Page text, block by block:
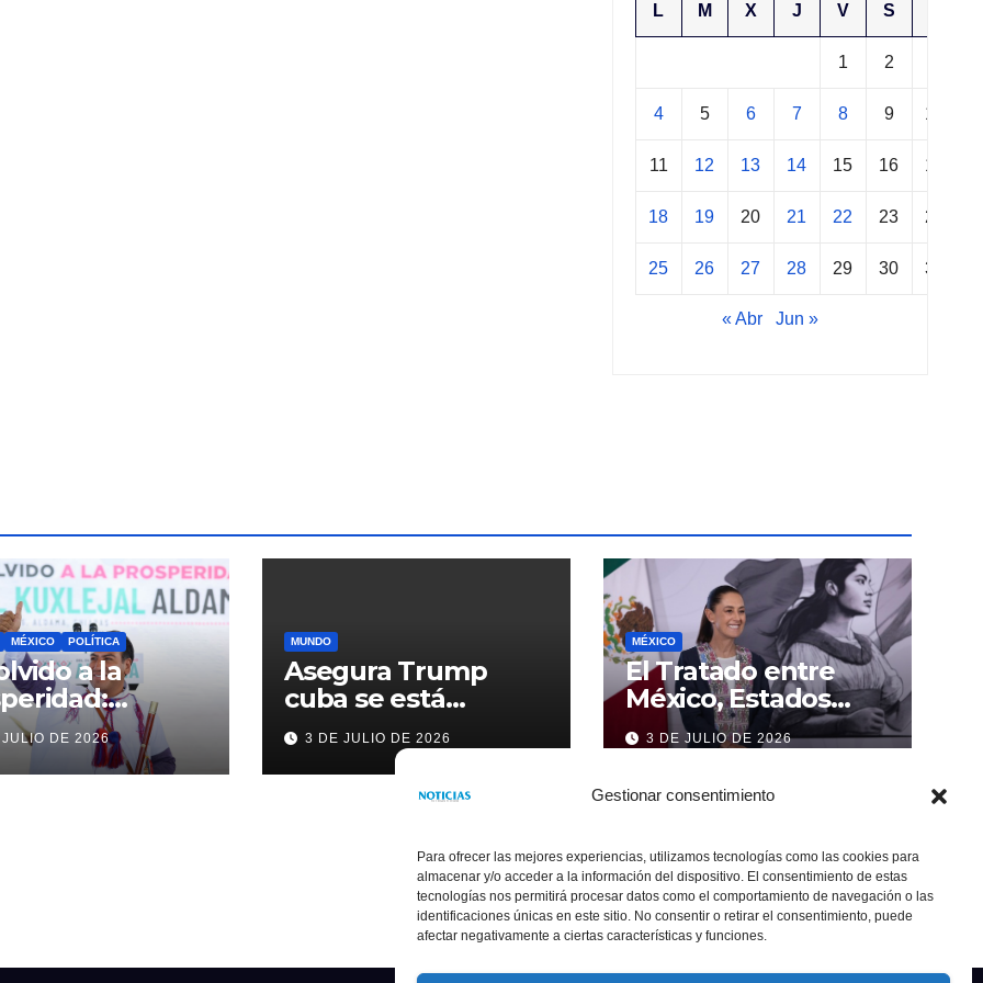
Gestionar consentimiento
Para ofrecer las mejores experiencias, utilizamos tecnologías como las cookies para
almacenar y/o acceder a la información del dispositivo. El consentimiento de estas
tecnologías nos permitirá procesar datos como el comportamiento de navegación o las
identificaciones únicas en este sitio. No consentir o retirar el consentimiento, puede
afectar negativamente a ciertas características y funciones.
L M X J V S
1 2
4 5 6 7 8 9 10
11 12 13 14 15 16 17
18 19 20 21 22 23 24
25 26 27 28 29 30 31
« Abr Jun »
MÉXICO POLÍTICA
a la
Ramírez
la
de
DE 2026
MUNDO
Asegura Trump
cuba se está
acercando a
nosotros
3 DE JULIO DE 2026
MÉXICO
El Tratado entre
México, Estados
Unidos y Canadá (T-
MEC) se mantiene
hasta el 2036:
Presidenta Claudia
3 DE JULIO DE 2026